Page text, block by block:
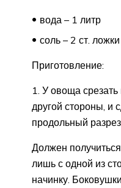
вода – 1 литр
соль – 2 ст. ложки
Приготовление:
1. У овоща
другой стороны, и
продольный разрез.
Должен
лишь с одной из
начинку.